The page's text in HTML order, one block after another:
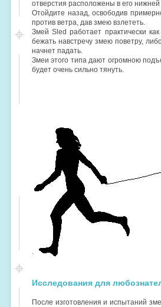
отверстия расположены в его
Отойдите назад, освободив
против ветра, дав змею взлететь.
Змей Sled работает практически
бежать навстречу змею поветру,
начнет падать.
Змеи этого типа дают огромною
будет очень сильно тянуть.
.
Исследования для
После изготовления и испытаний